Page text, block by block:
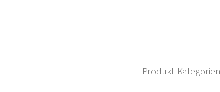
Produkt-Kategorien